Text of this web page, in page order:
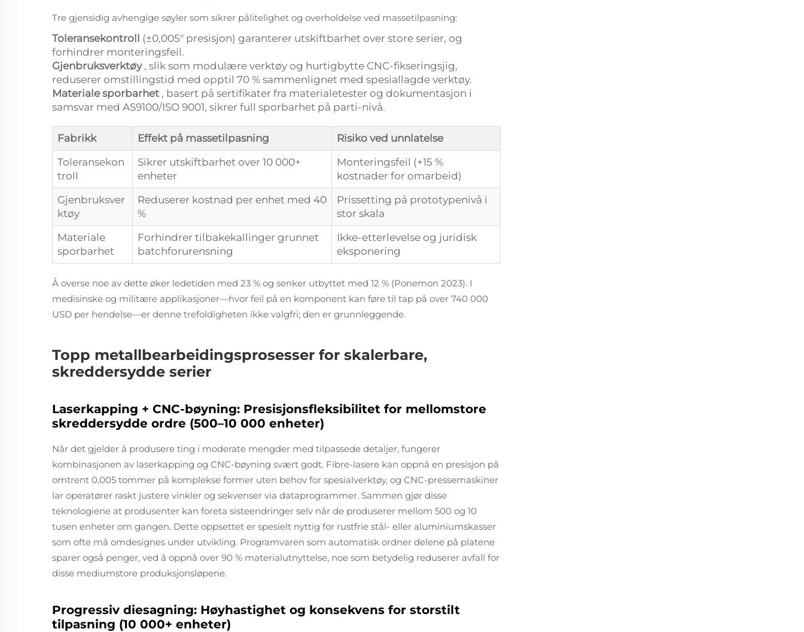
Tre gjensidig avhengige søyler som sikrer pålitelighet og overholdelse ved massetilpasning:
Toleransekontroll (±0,005" presisjon) garanterer utskiftbarhet over store serier, og
forhindrer monteringsfeil.
Gjenbruksverktøy , slik som modulære verktøy og hurtigbytte CNC-fikseringsjig,
reduserer omstillingstid med opptil 70 % sammenlignet med spesiallagde verktøy.
Materiale sporbarhet , basert på sertifikater fra materialetester og dokumentasjon i
samsvar med AS9100/ISO 9001, sikrer full sporbarhet på parti-nivå.
Fabrikk Effekt på massetilpasning
Risiko ved unnlatelse
Toleransekon
troll
Sikrer utskiftbarhet over 10 000+
enheter
Monteringsfeil (+15 %
kostnader for omarbeid)
Gjenbruksver
ktøy
Reduserer kostnad per enhet med 40
%
Prissetting på prototypenivå i
stor skala
Materiale
sporbarhet
Forhindrer tilbakekallinger grunnet
batchforurensning
Ikke-etterlevelse og juridisk
eksponering
Å overse noe av dette øker ledetiden med 23 % og senker utbyttet med 12 % (Ponemon 2023). I
medisinske og militære applikasjoner—hvor feil på en komponent kan føre til tap på over 740 000
USD per hendelse—er denne trefoldigheten ikke valgfri; den er grunnleggende.
Topp metallbearbeidingsprosesser for skalerbare,
skreddersydde serier
Laserkapping + CNC-bøyning: Presisjonsfleksibilitet for mellomstore
skreddersydde ordre (500–10 000 enheter)
Når det gjelder å produsere ting i moderate mengder med tilpassede detaljer, fungerer
kombinasjonen av laserkapping og CNC-bøyning svært godt. Fibre-lasere kan oppnå en presisjon på
omtrent 0,005 tommer på komplekse former uten behov for spesialverktøy, og CNC-pressemaskiner
lar operatører raskt justere vinkler og sekvenser via dataprogrammer. Sammen gjør disse
teknologiene at produsenter kan foreta sisteendringer selv når de produserer mellom 500 og 10
tusen enheter om gangen. Dette oppsettet er spesielt nyttig for rustfrie stål- eller aluminiumskasser
som ofte må omdesignes under utvikling. Programvaren som automatisk ordner delene på platene
sparer også penger, ved å oppnå over 90 % materialutnyttelse, noe som betydelig reduserer avfall for
disse mediumstore produksjonsløpene.
Progressiv diesagning: Høyhastighet og konsekvens for storstilt
tilpasning (10 000+ enheter)